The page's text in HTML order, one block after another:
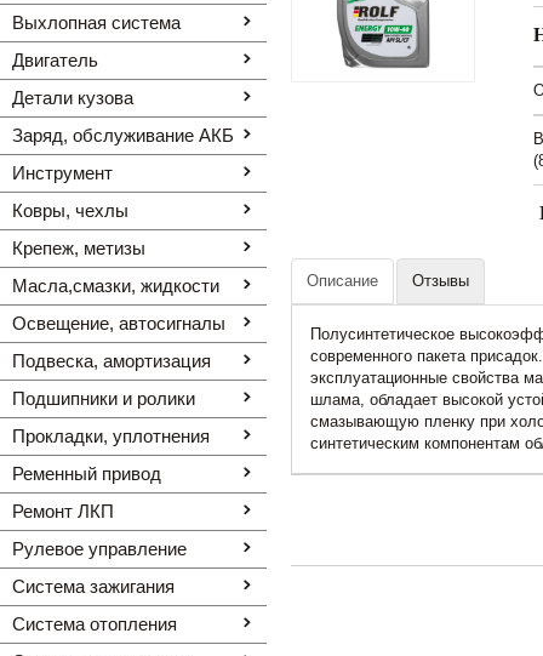
Выхлопная система
Двигатель
Детали кузова
Заряд, обслуживание АКБ
Инструмент
Ковры, чехлы
Крепеж, метизы
Масла,смазки, жидкости
Освещение, автоcигналы
Подвеска, амортизация
Подшипники и ролики
Прокладки, уплотнения
Ременный привод
Ремонт ЛКП
Рулевое управление
Система зажигания
Система отопления
Описание Отзывы
Полусинтетическое
современного пакета
эксплуатационные свойства
шлама, обладает высокой
смазывающую пленку при
синтетическим компонентам